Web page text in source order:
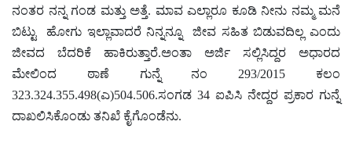
ನಂತರ ನನ್ನ ಗಂಡ ಮತ್ತು ಅತ್ತೆ. ಮಾವ ಎಲ್ಲಾರೂ ಕೂಡಿ ನೀನು ನಮ್ಮ ಮನೆ
ಬಿಟ್ಟು ಹೋಗು ಇಲ್ಲಾವಾದರೆ ನಿನ್ನನ್ನೂ ಜೀವ ಸಹಿತ ಬಿಡುವದಿಲ್ಲ ಎಂದು
ಜೀವದ ಬೆದರಿಕೆ ಹಾಕಿರುತ್ತಾರೆ.ಅಂತಾ ಅರ್ಜಿ ಸಲ್ಲಿಸಿದ್ದರ ಅಧಾರದ
ಮೇಲಿಂದ ಠಾಣೆ ಗುನ್ನೆ ನಂ 293/2015 ಕಲಂ
323.324.355.498(ಎ)504.506.ಸಂಗಡ 34 ಐಪಿಸಿ ನೇದ್ದರ ಪ್ರಕಾರ ಗುನ್ನೆ
ದಾಖಲಿಸಿಕೊಂಡು ತನಿಖೆ ಕೈಗೊಂಡೆನು.